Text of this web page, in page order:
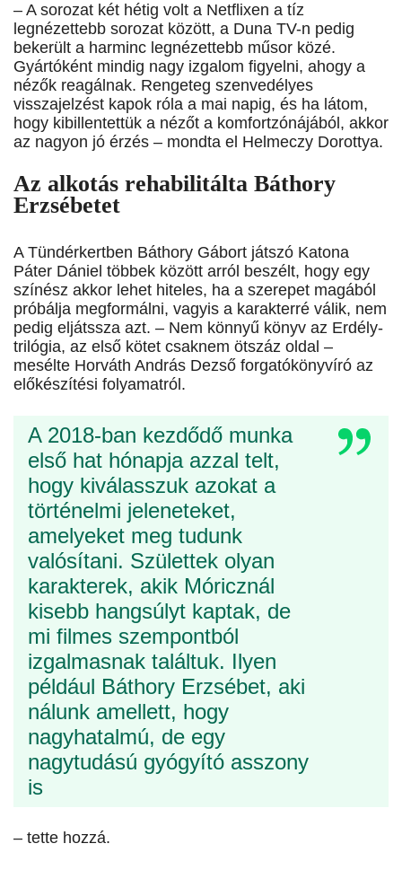
– A sorozat két hétig volt a Netflixen a tíz
legnézettebb sorozat között, a Duna TV-n pedig
bekerült a harminc legnézettebb műsor közé.
Gyártóként mindig nagy izgalom figyelni, ahogy a
nézők reagálnak. Rengeteg szenvedélyes
visszajelzést kapok róla a mai napig, és ha látom,
hogy kibillentettük a nézőt a komfortzónájából, akkor
az nagyon jó érzés – mondta el Helmeczy Dorottya.
Az alkotás rehabilitálta Báthory
Erzsébetet
A Tündérkertben Báthory Gábort játszó Katona
Páter Dániel többek között arról beszélt, hogy egy
színész akkor lehet hiteles, ha a szerepet magából
próbálja megformálni, vagyis a karakterré válik, nem
pedig eljátssza azt. – Nem könnyű könyv az Erdély-
trilógia, az első kötet csaknem ötszáz oldal –
mesélte Horváth András Dezső forgatókönyvíró az
előkészítési folyamatról.
A 2018-ban kezdődő munka
első hat hónapja azzal telt,
hogy kiválasszuk azokat a
történelmi jeleneteket,
amelyeket meg tudunk
valósítani. Születtek olyan
karakterek, akik Móricznál
kisebb hangsúlyt kaptak, de
mi filmes szempontból
izgalmasnak találtuk. Ilyen
például Báthory Erzsébet, aki
nálunk amellett, hogy
nagyhatalmú, de egy
nagytudású gyógyító asszony
is
– tette hozzá.